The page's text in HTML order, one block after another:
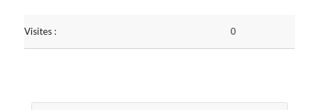
Visites : 0